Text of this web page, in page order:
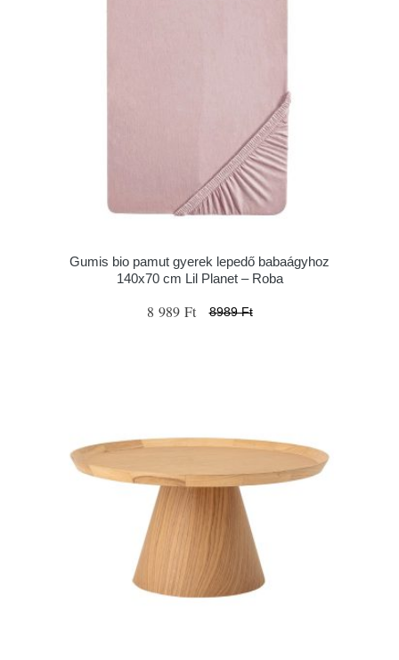
Gumis bio pamut gyerek lepedő babaágyhoz
140x70 cm Lil Planet – Roba
8 989 Ft 8989 Ft